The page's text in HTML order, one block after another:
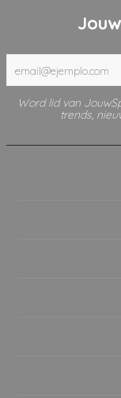
Word lid van
trends,